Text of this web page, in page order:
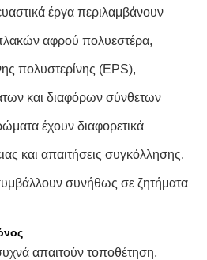
έργα περιλαμβάνουν
αφρού πολυεστέρα,
πολυστερίνης (EPS),
και διαφόρων σύνθετων
έχουν διαφορετικά
και απαιτήσεις συγκόλλησης.
συνήθως σε ζητήματα
απαιτούν τοποθέτηση,